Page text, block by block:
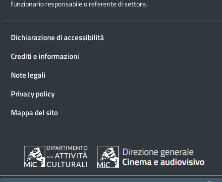
funzionario responsabile o referente di settore.
Dichiarazione di accessibilità
Crediti e informazioni
Note legali
Privacy policy
Mappa del sito